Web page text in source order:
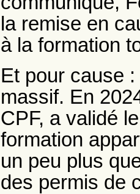
la remise en
à la formation
Et pour cause
massif. En
CPF, a validé
formation
un peu plus
des permis de